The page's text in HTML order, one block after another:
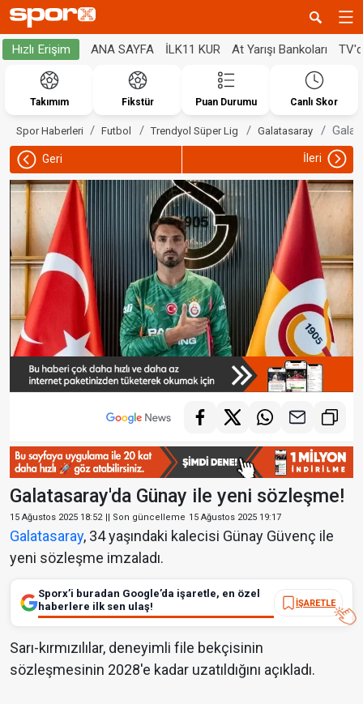
Hızlı Erişim ANA SAYFA İLK11 KUR At Yarışı Bankoları
Takımım Fikstür Puan Durumu Canlı Skor
Spor Haberleri Futbol Trendyol Süper Lig Galatasaray
Geri İleri
Galatasaray'da Günay ile yeni sözleşme!
15 Ağustos 2025 18:52 || Son güncelleme 15 Ağustos 2025 19:17
Galatasaray, 34 yaşındaki kalecisi Günay Güvenç ile
yeni sözleşme imzaladı.
Sporx’i buradan Google’da işaretle, en özel
haberlere ilk sen ulaş!
İŞARETLE
Sarı-kırmızılılar, deneyimli file bekçisinin
sözleşmesinin 2028'e kadar uzatıldığını açıkladı.